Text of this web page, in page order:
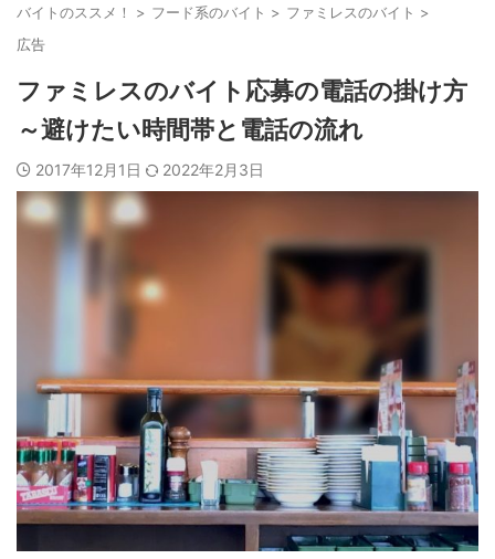
バイトのススメ！ > フード系のバイト > ファミレスのバイト >
広告
ファミレスのバイト応募の電話の掛け方
～避けたい時間帯と電話の流れ
2017年12月1日 2022年2月3日